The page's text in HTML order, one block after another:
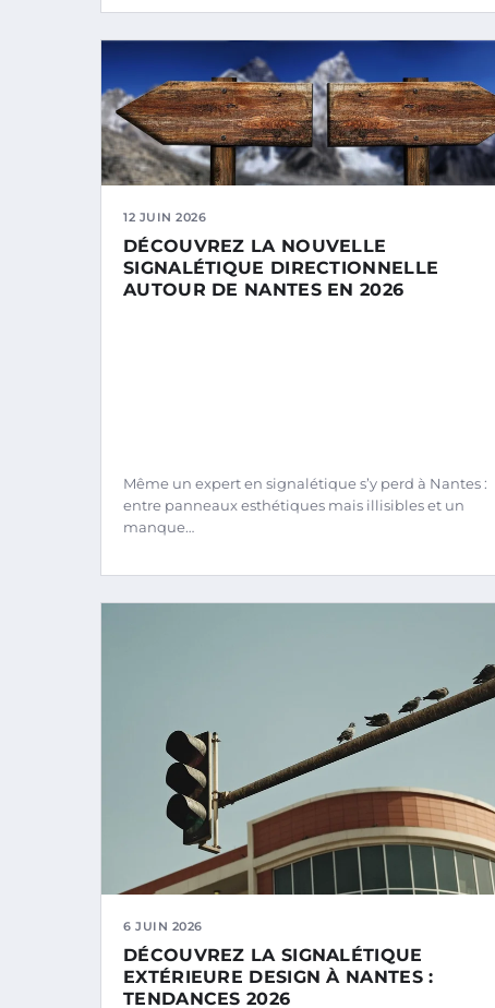
12 JUIN 2026
DÉCOUVREZ LA NOUVELLE
SIGNALÉTIQUE DIRECTIONNELLE
AUTOUR DE NANTES EN 2026
Même un expert en signalétique s’y perd à Nantes :
entre panneaux esthétiques mais illisibles et un
manque…
6 JUIN 2026
DÉCOUVREZ LA SIGNALÉTIQUE
EXTÉRIEURE DESIGN À NANTES :
TENDANCES 2026